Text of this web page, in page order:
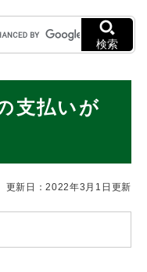
文へ
検索
支払いが
更新日：2022年3月1日更新